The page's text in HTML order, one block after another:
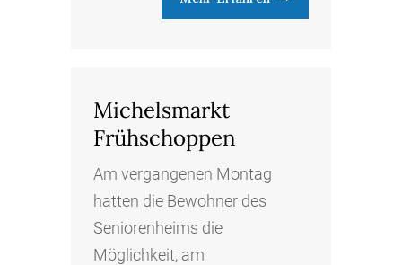
Michelsmarkt
Frühschoppen
Am vergangenen Montag
hatten die Bewohner des
Seniorenheims die
Möglichkeit, am